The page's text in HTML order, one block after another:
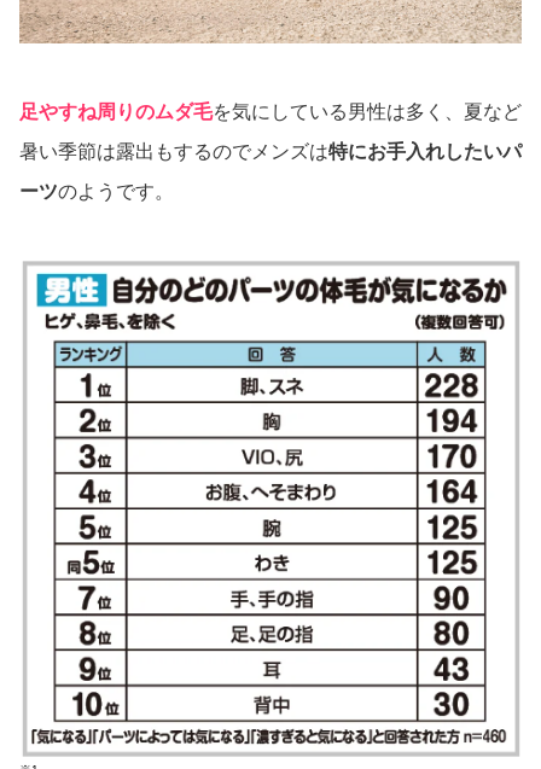
足やすね周りのムダ毛を気にしている男性は多く、夏など
暑い季節は露出もするのでメンズは特にお手入れしたいパ
ーツのようです。